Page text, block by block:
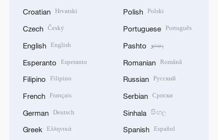
Croatian Hrvatski
Czech Český
English English
Esperanto Esperanto
Filipino Filipino
French Français
German Deutsch
Greek Ελληνικά
Polish Polski
Portuguese Português
Pashto پښتو
Romanian Română
Russian Русский
Serbian Српски
Sinhala සිංහල
Spanish Español